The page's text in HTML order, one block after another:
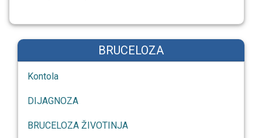
BRUCELOZA
Kontola
DIJAGNOZA
BRUCELOZA ŽIVOTINJA